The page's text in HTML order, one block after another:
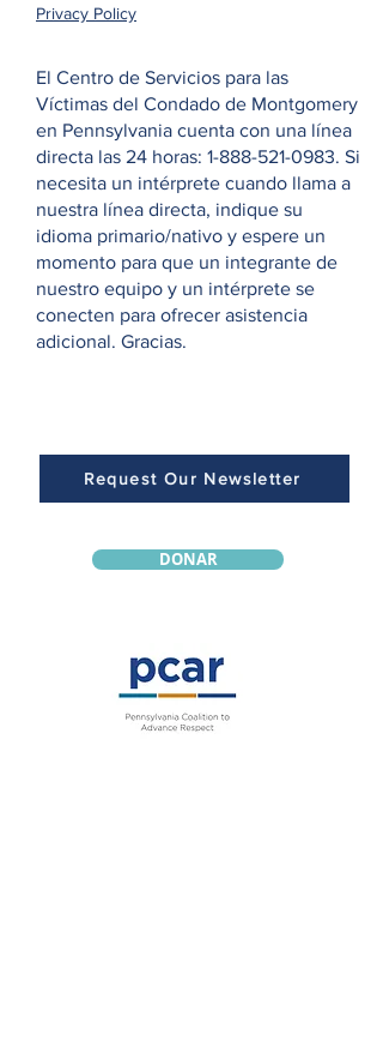
Privacy Policy
El Centro de Servicios para las
Víctimas del Condado de Montgomery
en Pennsylvania cuenta con una línea
directa las 24 horas: 1-888-521-0983. Si
necesita un intérprete cuando llama a
nuestra línea directa, indique su
idioma primario/nativo y espere un
momento para que un integrante de
nuestro equipo y un intérprete se
conecten para ofrecer asistencia
adicional. Gracias.
Request Our Newsletter
DONAR